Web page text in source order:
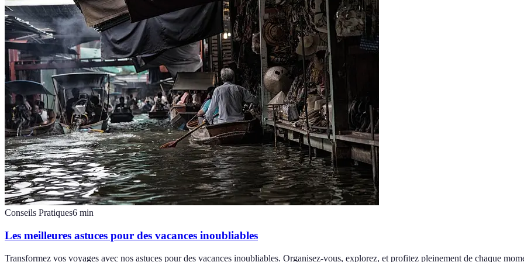
Conseils Pratiques6 min
Les meilleures astuces pour des vacances inoubliables
Transformez vos voyages avec nos astuces pour des vacances inoubliables. Organisez-vous, explorez, et profitez pleinement de chaque